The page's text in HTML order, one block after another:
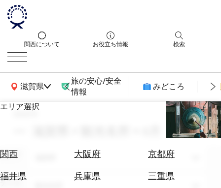
関西について お役立ち情報 検索
滋賀県
関西広域MAP
旅の安心/安全
情報
みどころ
エリア選択
関西 大阪府
京都府
福井県
兵庫県
三重県
エ
券
search
エリア
テーマ